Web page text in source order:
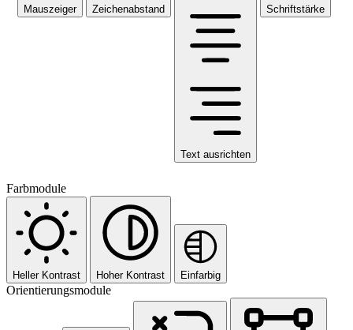
Mauszeiger Zeichenabstand
Text ausrichten
Schriftstärke
Farbmodule
Heller Kontrast Hoher Kontrast Einfarbig
Orientierungsmodule